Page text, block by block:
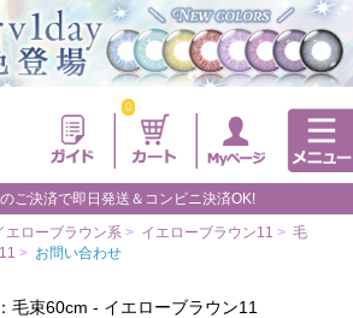
0
ご決済で即日発送＆コンビニ決済OK!
エローブラウン系 > イエローブラウン11 > 毛
> お問い合わせ
毛束60cm - イエローブラウン11